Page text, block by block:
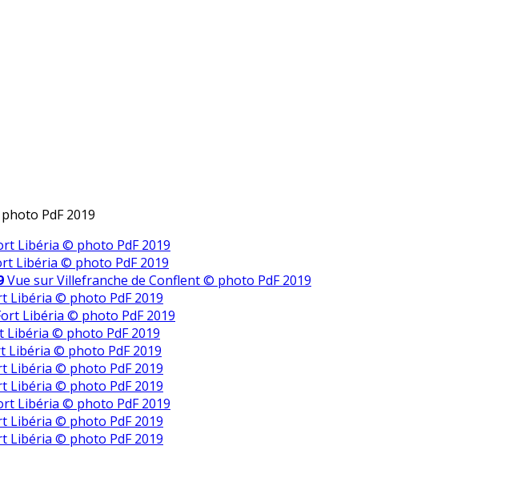
PdF 2019
Libéria © photo PdF 2019
Libéria © photo PdF 2019
Vue sur Villefranche de Conflent © photo PdF 2019
Libéria © photo PdF 2019
Libéria © photo PdF 2019
Libéria © photo PdF 2019
Libéria © photo PdF 2019
Libéria © photo PdF 2019
Libéria © photo PdF 2019
Libéria © photo PdF 2019
Libéria © photo PdF 2019
Libéria © photo PdF 2019